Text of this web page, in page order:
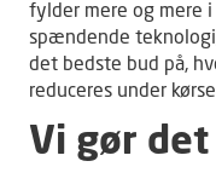
fylder mere og mere
spændende
det bedste bud på,
reduceres under
Vi gør